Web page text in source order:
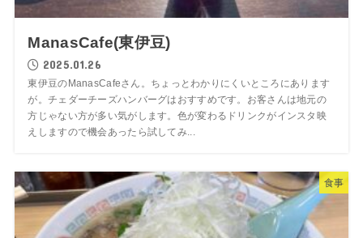
ManasCafe(東伊豆)
2025.01.26
東伊豆のManasCafeさん。ちょっとわかりにくいところにあります
が。チェダーチーズハンバーグはおすすめです。お客さんは地元の
方じゃない方が多い気がします。色が変わるドリンクがインスタ映
えしますので機会あったら試してみ...
食事